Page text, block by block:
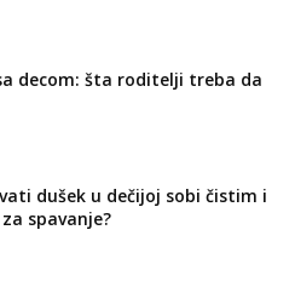
decom: šta roditelji treba da
dušek u dečijoj sobi čistim i
spavanje?